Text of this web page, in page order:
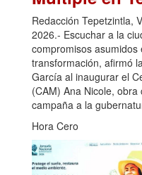
Redacción Tepetzintla,
2026.- Escuchar a la
compromisos
transformación, afirmó
García al inaugurar el
(CAM) Ana Nicole,
campaña a la
Hora Cero